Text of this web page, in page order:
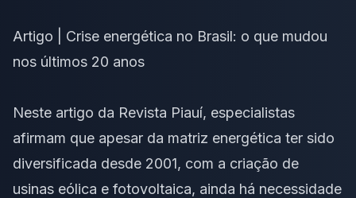
Artigo | Crise energética no Brasil: o que mudou
nos últimos 20 anos
Neste artigo da Revista Piauí, especialistas
afirmam que apesar da matriz energética ter sido
diversificada desde 2001, com a criação de
usinas eólica e fotovoltaica, ainda há necessidade